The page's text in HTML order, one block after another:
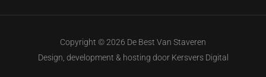
Copyright © 2026 De Best Van Staveren
Design, development & hosting door Kersvers Digital